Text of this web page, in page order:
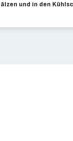
und in den